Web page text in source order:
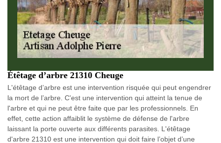
Étêtage d’arbre 21310 Cheuge
L'étêtage d’arbre est une intervention risquée qui peut engendrer
la mort de l’arbre. C'est une intervention qui atteint la tenue de
l'arbre et qui ne peut être faite que par les professionnels. En
effet, cette action affaiblit le système de défense de l'arbre
laissant la porte ouverte aux différents parasites. L'étêtage
d'arbre 21310 est une intervention qui doit faire l’objet d’une